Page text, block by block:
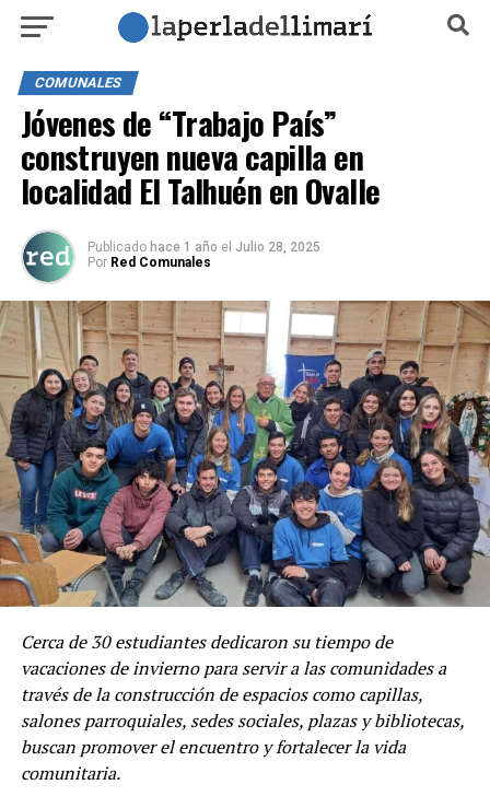
COMUNALES
Jóvenes de “Trabajo País”
construyen nueva capilla en
localidad El Talhuén en Ovalle
Publicado hace 1 año el Julio 28, 2025
Por Red Comunales
Cerca de 30 estudiantes dedicaron su tiempo de
vacaciones de invierno para servir a las comunidades a
través de la construcción de espacios como capillas,
salones parroquiales, sedes sociales, plazas y bibliotecas,
buscan promover el encuentro y fortalecer la vida
comunitaria.